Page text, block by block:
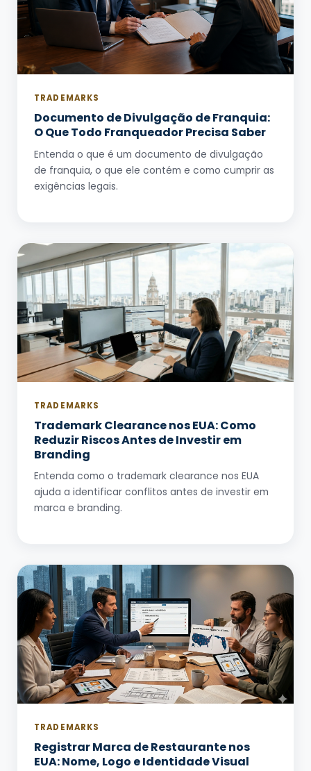
TRADEMARKS
Documento de Divulgação de Franquia:
O Que Todo Franqueador Precisa Saber
Entenda o que é um documento de divulgação
de franquia, o que ele contém e como cumprir as
exigências legais.
TRADEMARKS
Trademark Clearance nos EUA: Como
Reduzir Riscos Antes de Investir em
Branding
Entenda como o trademark clearance nos EUA
ajuda a identificar conflitos antes de investir em
marca e branding.
TRADEMARKS
Registrar Marca de Restaurante nos
EUA: Nome, Logo e Identidade Visual